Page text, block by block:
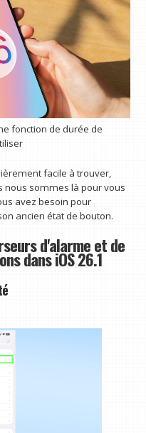
fonction de durée de
facile à trouver,
nous sommes là pour vous
avez besoin pour
ancien état de bouton.
d'alarme et de
dans iOS 26.1